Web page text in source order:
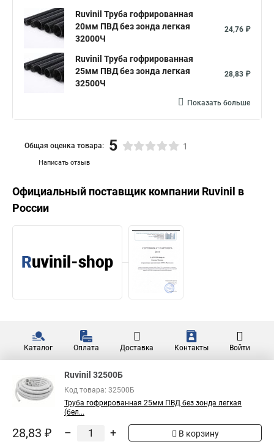
Ruvinil Труба гофрированная
20мм ПВД без зонда легкая
32000Ч
24,76 ₽
Ruvinil Труба гофрированная
25мм ПВД без зонда легкая
32500Ч
28,83 ₽
Показать больше
Написать отзыв
Общая оценка товара: 5 1
Официальный поставщик компании Ruvinil в
России
Каталог Оплата Доставка Контакты Войти
Ruvinil 32500Б
Код товара: 32500Б
Труба гофрированная 25мм ПВД без зонда легкая
(бел...
28,83 ₽ – + В корзину